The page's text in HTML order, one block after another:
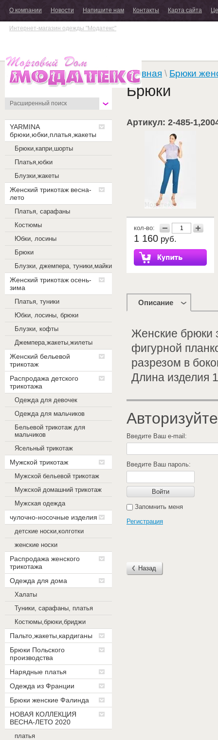
О компании Новости Напишите нам Контакты Карта сайта
Интернет-магазин одежды "Модатекс"
Расширенный поиск
YARMINA
брюки,юбки,платья,жакеты
Брюки,капри,шорты
Платья,юбки
Блузки,жакеты
Женский трикотаж весна-
лето
Платья, сарафаны
Костюмы
Юбки, лосины
Брюки
Блузки, джемпера, туники,майки
Женский трикотаж осень-
зима
Платья, туники
Юбки, лосины, брюки
Блузки, кофты
Джемпера,жакеты,жилеты
Женский бельевой
трикотаж
Распродажа детского
трикотажа
Одежда для девочек
Одежда для мальчиков
Бельевой трикотаж для
мальчиков
Ясельный трикотаж
Мужской трикотаж
Мужской бельевой трикотаж
Мужской домашний трикотаж
Мужская одежда
чулочно-носочные изделия
детские носки,колготки
женские носки
Распродажа женского
трикотажа
Одежда для дома
Халаты
Туники, сарафаны, платья
Костюмы,брюки,бриджи
Пальто,жакеты,кардиганы
Брюки Польского
производства
Нарядные платья
Одежда из Франции
Брюки женские Фалинда
НОВАЯ КОЛЛЕКЦИЯ
ВЕСНА-ЛЕТО 2020
платья
Главная \ Брюки
Брюки
Артикул: 2-485-
кол-во:
1 160 руб.
Описание
Женские брюки
фигурной
разрезом в
Длина изделия
Введите Ваш e-mail:
Введите Ваш пароль:
Войти
Запомнить меня
Регистрация
Назад